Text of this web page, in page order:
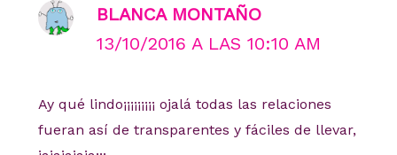
BLANCA MONTAÑO
13/10/2016 A LAS 10:10 AM
Ay qué lindo¡¡¡¡¡¡¡¡¡ ojalá todas las relaciones
fueran así de transparentes y fáciles de llevar,